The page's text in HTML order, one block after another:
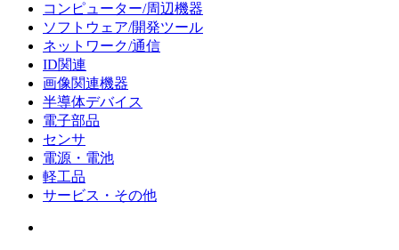
コンピューター/周辺機器
ソフトウェア/開発ツール
ネットワーク/通信
ID関連
画像関連機器
半導体デバイス
電子部品
センサ
電源・電池
軽工品
サービス・その他